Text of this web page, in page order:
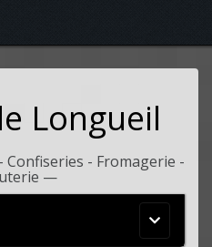
Longueil
Confiseries - Fromagerie -
—
Menu
principal